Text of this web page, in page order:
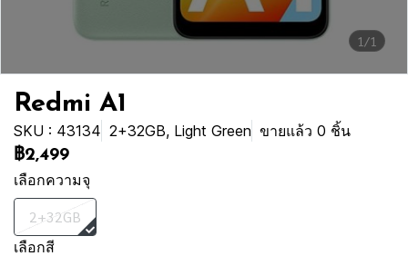
1/1
Redmi A1
SKU : 43134 2+32GB, Light Green ขายแล้ว 0 ชิ้น
฿2,499
เลือกความจุ
2+32GB
เลือกสี